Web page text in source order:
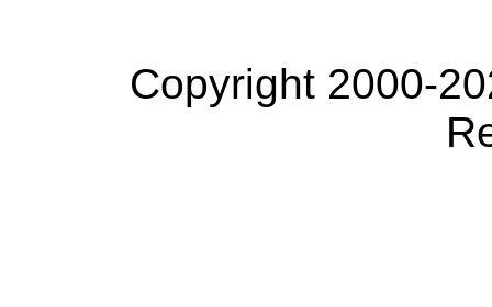
Copyright 2000-